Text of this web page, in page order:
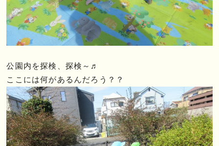
公園内を探検、探検～♬
ここには何があるんだろう？？